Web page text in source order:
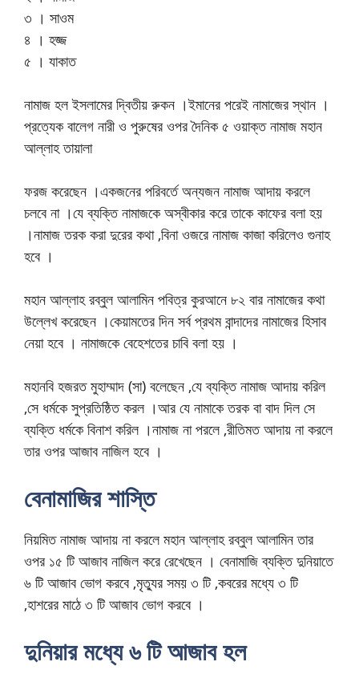
৩ । সাওম
৪ । হজ্জ
৫ । যাকাত
নামাজ হল ইসলামের দ্বিতীয় রুকন ।ইমানের পরেই নামাজের স্থান ।
প্রত্যেক বালেগ নারী ও পুরুষের ওপর দৈনিক ৫ ওয়াক্ত নামাজ মহান
আল্লাহ তায়ালা
ফরজ করেছেন ।একজনের পরিবর্তে অন্যজন নামাজ আদায় করলে
চলবে না ।যে ব্যক্তি নামাজকে অস্বীকার করে তাকে কাফের বলা হয়
।নামাজ তরক করা দুরের কথা ,বিনা ওজরে নামাজ কাজা করিলেও গুনাহ
হবে ।
মহান আল্লাহ রব্বুল আলামিন পবিত্র কুরআনে ৮২ বার নামাজের কথা
উল্লেখ করেছেন ।কেয়ামতের দিন সর্ব প্রথম বান্দাদের নামাজের হিসাব
নেয়া হবে । নামাজকে বেহেশতের চাবি বলা হয় ।
মহানবি হজরত মুহাম্মাদ (সা) বলেছেন ,যে ব্যক্তি নামাজ আদায় করিল
,সে ধর্মকে সুপ্রতিষ্ঠিত করল ।আর যে নামাকে তরক বা বাদ দিল সে
ব্যক্তি ধর্মকে বিনাশ করিল ।নামাজ না পরলে ,রীতিমত আদায় না করলে
তার ওপর আজাব নাজিল হবে ।
বেনামাজির শাস্তি
নিয়মিত নামাজ আদায় না করলে মহান আল্লাহ রব্বুল আলামিন তার
ওপর ১৫ টি আজাব নাজিল করে রেখেছেন । বেনামাজি ব্যক্তি দুনিয়াতে
৬ টি আজাব ভোগ করবে ,মৃত্যুর সময় ৩ টি ,কবরের মধ্যে ৩ টি
,হাশরের মাঠে ৩ টি আজাব ভোগ করবে ।
দুনিয়ার মধ্যে ৬ টি আজাব হল